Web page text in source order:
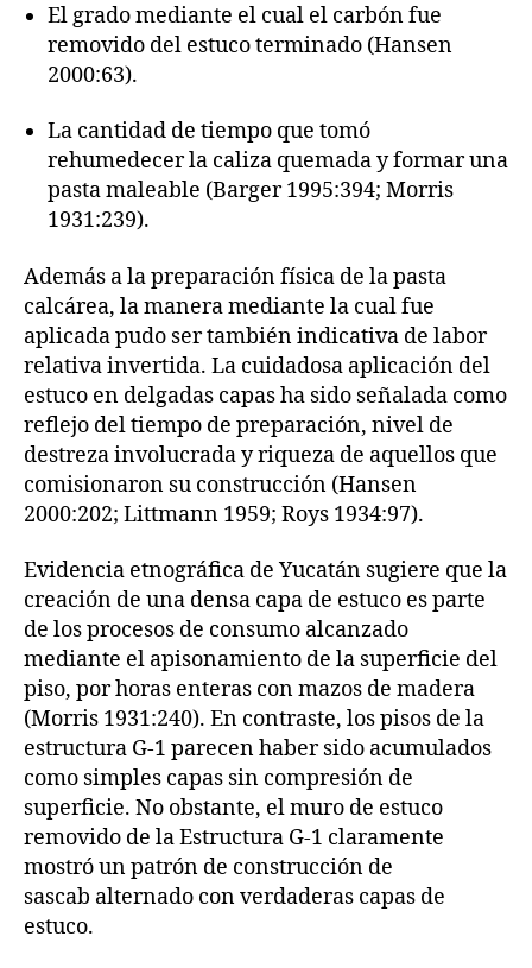
El grado mediante el cual el carbón fue
removido del estuco terminado (Hansen
2000:63).
La cantidad de tiempo que tomó
rehumedecer la caliza quemada y formar una
pasta maleable (Barger 1995:394; Morris
1931:239).
Además a la preparación física de la pasta
calcárea, la manera mediante la cual fue
aplicada pudo ser también indicativa de labor
relativa invertida. La cuidadosa aplicación del
estuco en delgadas capas ha sido señalada como
reflejo del tiempo de preparación, nivel de
destreza involucrada y riqueza de aquellos que
comisionaron su construcción (Hansen
2000:202; Littmann 1959; Roys 1934:97).
Evidencia etnográfica de Yucatán sugiere que la
creación de una densa capa de estuco es parte
de los procesos de consumo alcanzado
mediante el apisonamiento de la superficie del
piso, por horas enteras con mazos de madera
(Morris 1931:240). En contraste, los pisos de la
estructura G-1 parecen haber sido acumulados
como simples capas sin compresión de
superficie. No obstante, el muro de estuco
removido de la Estructura G-1 claramente
mostró un patrón de construcción de
sascab alternado con verdaderas capas de
estuco.